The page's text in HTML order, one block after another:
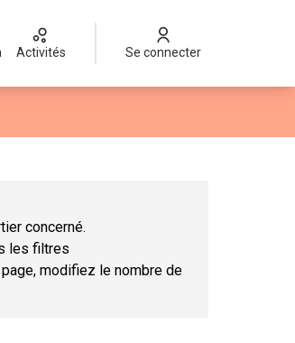
Activités Se connecter
concerné.
les filtres
modifiez le nombre de